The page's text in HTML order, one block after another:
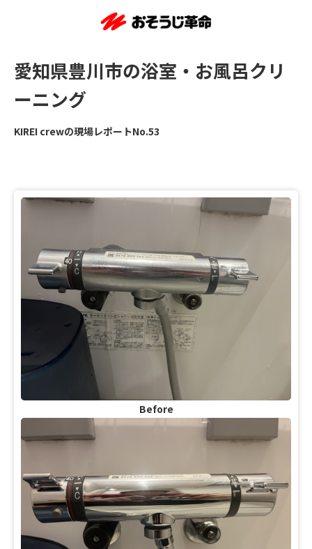
愛知県豊川市の浴室・お風呂クリ
ーニング
KIREI crewの現場レポートNo.53
Before